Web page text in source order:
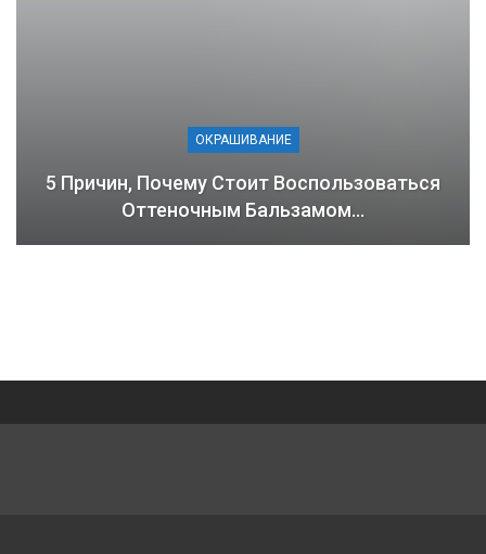
ОКРАШИВАНИЕ
5 Причин, Почему Стоит Воспользоваться
Оттеночным Бальзамом…